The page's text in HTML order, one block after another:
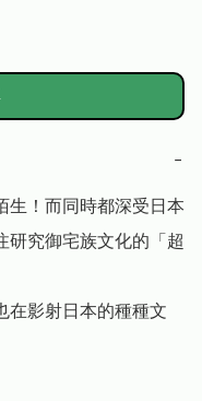
−
生！而同時都深受日本
研究御宅族文化的「超
在影射日本的種種文